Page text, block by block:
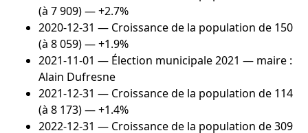
(à 7 909) — +2.7%
2020-12-31 — Croissance de la population de 150
(à 8 059) — +1.9%
2021-11-01 — Élection municipale 2021 — maire :
Alain Dufresne
2021-12-31 — Croissance de la population de 114
(à 8 173) — +1.4%
2022-12-31 — Croissance de la population de 309